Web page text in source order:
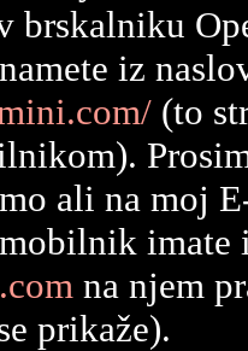
brskalniku
iz
(to
ali na moj
imate
na njem
prikaže).